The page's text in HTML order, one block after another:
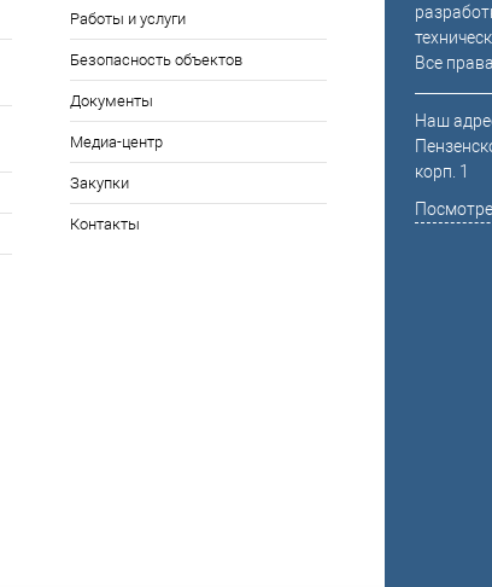
Работы и услуги
Безопасность объектов
Документы
Медиа-центр
Закупки
Контакты
Все
Наш
корп. 1